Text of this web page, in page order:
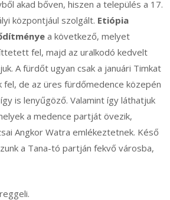
akad bőven, hiszen a település a 17.
központjául szolgált. Etiópia
a következő, melyet
fel, majd az uralkodó kedvelt
A fürdőt ugyan csak a januári Timkat
fel, de az üres fürdőmedence közepén
is lenyűgöző. Valamint így láthatjuk
a medence partját övezik,
Angkor Watra emlékeztetnek. Késő
a Tana-tó partján fekvő városba,